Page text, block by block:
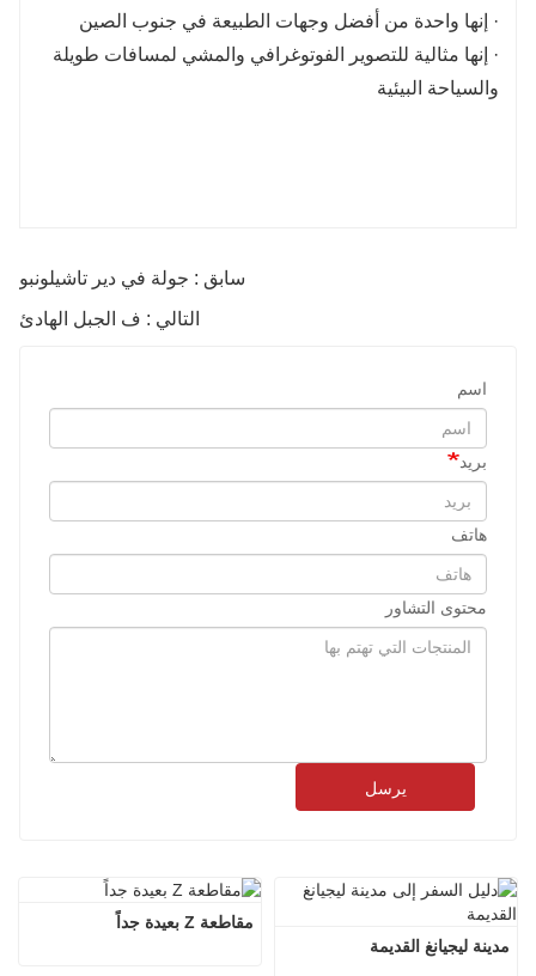
· إنها واحدة من أفضل وجهات الطبيعة في جنوب الصين
· إنها مثالية للتصوير الفوتوغرافي والمشي لمسافات طويلة
والسياحة البيئية
سابق : جولة في دير تاشيلونبو
التالي : ف الجبل الهادئ
اسم
بريد
هاتف
محتوى التشاور
يرسل
مقاطعة Z بعيدة جداً
مدينة ليجيانغ القديمة